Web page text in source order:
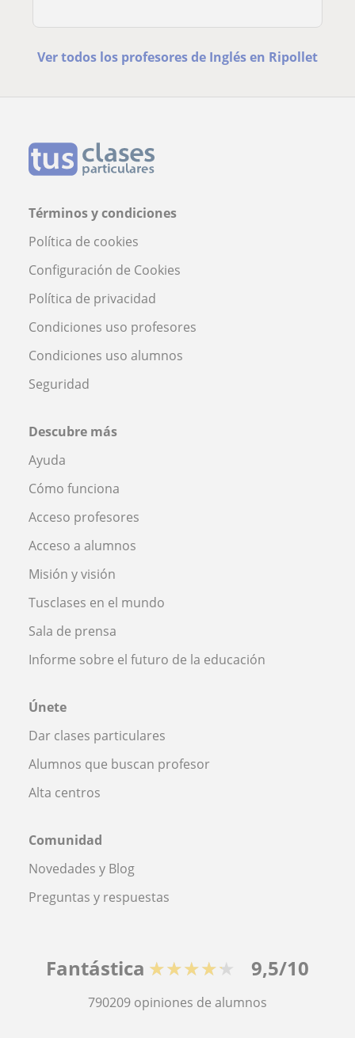
Ver todos los profesores de Inglés en Ripollet
Términos y condiciones
Política de cookies
Configuración de Cookies
Política de privacidad
Condiciones uso profesores
Condiciones uso alumnos
Seguridad
Descubre más
Ayuda
Cómo funciona
Acceso profesores
Acceso a alumnos
Misión y visión
Tusclases en el mundo
Sala de prensa
Informe sobre el futuro de la educación
Únete
Dar clases particulares
Alumnos que buscan profesor
Alta centros
Comunidad
Novedades y Blog
Preguntas y respuestas
Fantástica ★★★★★ 9,5/10
790209 opiniones de alumnos